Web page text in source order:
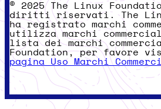
© 2025 The Linux
diritti riservati. The
ha registrato marchi
utilizza marchi
lista dei marchi
Foundation, per favore
pagina Uso Marchi